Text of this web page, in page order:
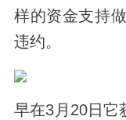
样的资金支持
违约。
早在3月20日它